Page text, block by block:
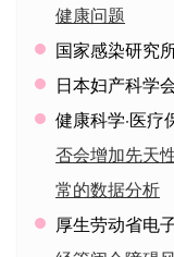
健康问题
国家感染研究
日本妇产科学
健康科学·医疗
否会增加先天
常的数据分析
厚生劳动省电